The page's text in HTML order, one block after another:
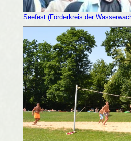
Seefest (Förderkreis der